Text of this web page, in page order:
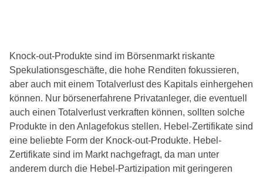
Knock-out-Produkte sind im Börsenmarkt riskante
Spekulationsgeschäfte, die hohe Renditen fokussieren,
aber auch mit einem Totalverlust des Kapitals einhergehen
können. Nur börsenerfahrene Privatanleger, die eventuell
auch einen Totalverlust verkraften können, sollten solche
Produkte in den Anlagefokus stellen. Hebel-Zertifikate sind
eine beliebte Form der Knock-out-Produkte. Hebel-
Zertifikate sind im Markt nachgefragt, da man unter
anderem durch die Hebel-Partizipation mit geringeren